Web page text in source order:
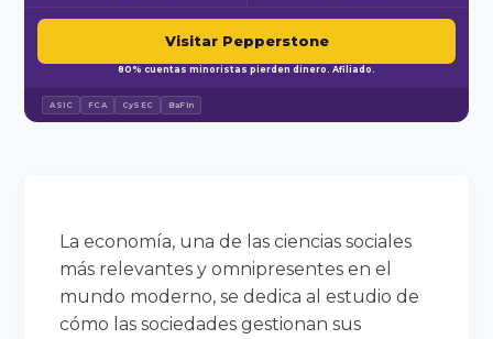
Visitar Pepperstone
80% cuentas minoristas pierden dinero. Afiliado.
ASIC FCA CySEC BaFin
La economía, una de las ciencias sociales
más relevantes y omnipresentes en el
mundo moderno, se dedica al estudio de
cómo las sociedades gestionan sus